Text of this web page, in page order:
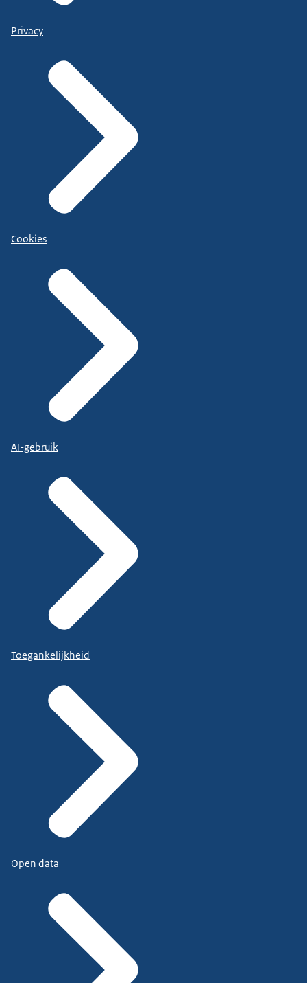
Privacy
Cookies
AI-gebruik
Toegankelijkheid
Open data